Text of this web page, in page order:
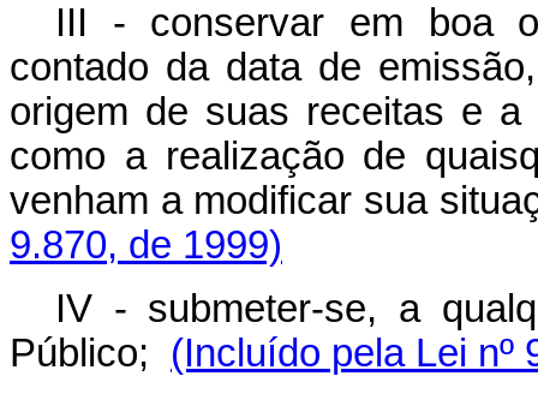
III - conservar em boa
contado da data de
origem de suas receitas e
como a realização de
venham a modificar sua
9.870, de 1999)
IV - submeter-se, a
Público; (Incluído pela Lei nº